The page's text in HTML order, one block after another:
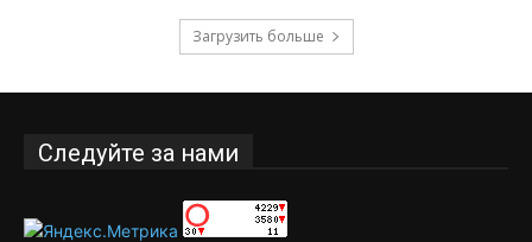
Загрузить больше
Следуйте за нами